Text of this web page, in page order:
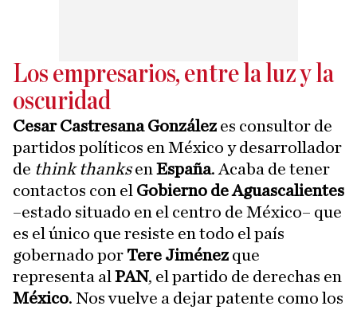
Los empresarios, entre la luz y la
oscuridad
Cesar Castresana Gonzálezes consultor de
partidos políticos en México y desarrollador
de think thanksen España. Acaba de tener
contactos con el Gobierno de Aguascalientes
–estado situado en el centro de México– que
es el único que resiste en todo el país
gobernado por Tere Jiménezque
representa al PAN, el partido de derechas en
México. Nos vuelve a dejar patente como los